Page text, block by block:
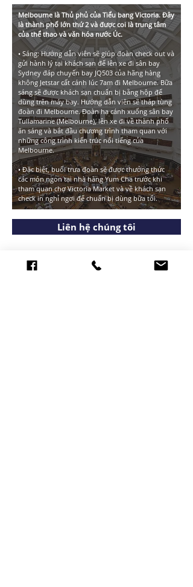
Melbourne là Thủ phủ của Tiểu bang Victoria. Đây
là thành phố lớn thứ 2 và được coi là trung tâm
của thể thao và văn hóa nước Úc.
• Sáng: Hướng dẫn viên sẽ giúpđoàn check out và
gửi hành lý tại khách sạn để lên xe đi sân bay
Sydney đáp chuyến bay JQ503 của hãng hàng
không Jetstar cất cánh lúc 7am đi Melbourne. Bữa
sáng sẽ được khách sạn chuẩn bị bằng hộp để
dùng trên máy bay. Hướng dẫn viên sẽ tháp tùng
đoàn đi Melbourne. Đoàn hạ cánh xuống sân bay
Tullamarine (Melbourne), lên xe đi về thành phố
ăn sáng và bắt đầu chương trình tham quan với
những công trình kiến trúc nổi tiếng của
Melbourne.
• Đặc biệt, buổi trưa đoàn sẽ được thưởng thức
các món ngon tại nhà hàng Yum Cha trước khi
tham quan chợ Victoria Market và về khách sạn
check in nghỉ ngơi để chuẩn bị dùng bữa tối.
Liên hệ chúng tôi